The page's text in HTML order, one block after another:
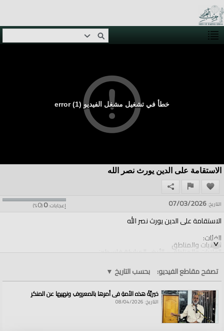
خطأ في تشغيل مشغل الفيديو (1) error
الاستقامة على الدين يورث نصر الله
إعجابات:0
(
0
%) التاريخ:07/03/2026
الاستقامة على الدين يورث نصر الله
الفئات:
الولايات والمناطق
الولايات والمناطق»الأرض المباركة فلسطين
قنوات:
الولايات والمناطق
تصفح مقاطع الفيديو: بحسب التاريخ ▼
خيريَّةُ هذه الأمةِ في أمرِها بالمعروفِ ونهيِها عن المنكرِ
التاريخ: 08/04/2026